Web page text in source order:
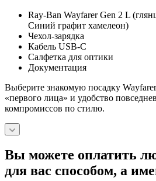
Ray-Ban Wayfarer Gen 2 L
Синий графит хамелеон)
Чехол-зарядка
Кабель USB‑C
Салфетка для оптики
Документация
Выберите знакомую посадку
«первого лица» и удобство
компромиссов по стилю.
Вы можете оплатить
для вас способом, а